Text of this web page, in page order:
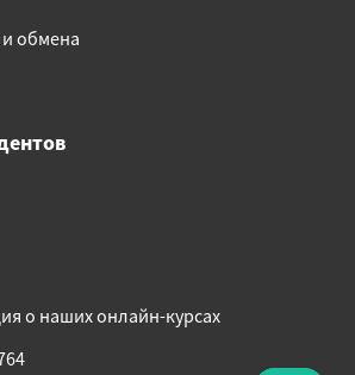
обмена
о наших онлайн-курсах